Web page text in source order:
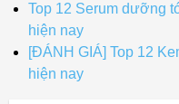
Top 12 Serum dưỡng
hiện nay
[ĐÁNH GIÁ] Top 12
hiện nay